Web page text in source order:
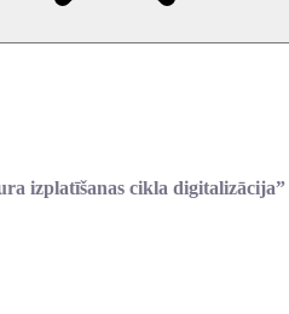
izplatīšanas cikla